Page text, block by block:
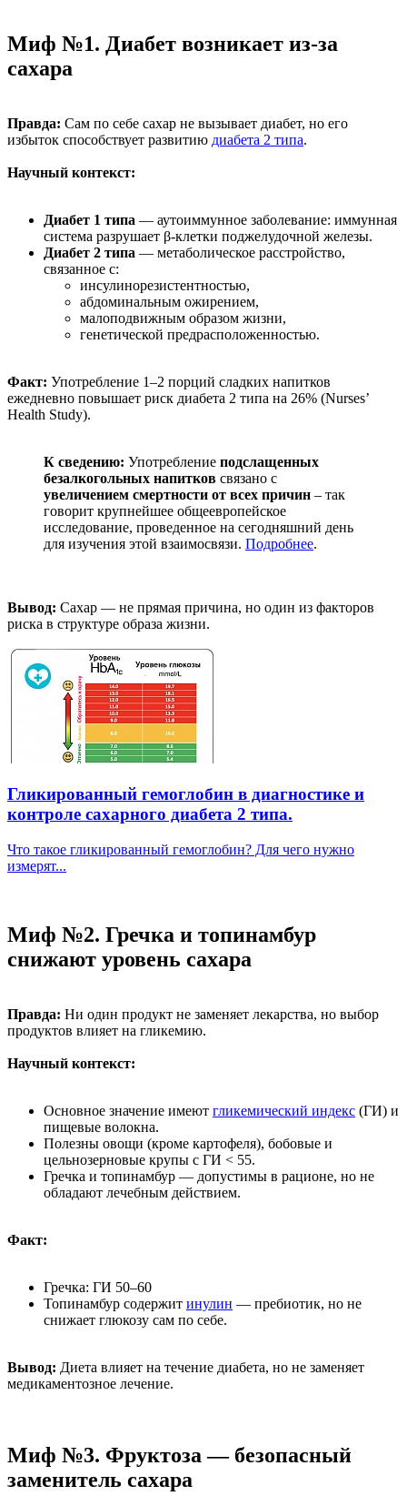
Миф №1. Диабет возникает из-за
сахара
Правда: Сам по себе сахар не вызывает диабет, но его
избыток способствует развитию диабета 2 типа.
Научный контекст:
Диабет 1 типа — аутоиммунное заболевание: иммунная
система разрушает β-клетки поджелудочной железы.
Диабет 2 типа — метаболическое расстройство,
связанное с:
инсулинорезистентностью,
абдоминальным ожирением,
малоподвижным образом жизни,
генетической предрасположенностью.
Факт: Употребление 1–2 порций сладких напитков
ежедневно повышает риск диабета 2 типа на 26% (Nurses’
Health Study).
К сведению: Употребление подслащенных
безалкогольных напитков связано с
увеличением смертности от всех причин – так
говорит крупнейшее общеевропейское
исследование, проведенное на сегодняшний день
для изучения этой взаимосвязи. Подробнее.
Вывод: Сахар — не прямая причина, но один из факторов
риска в структуре образа жизни.
Гликированный гемоглобин в диагностике и
контроле сахарного диабета 2 типа.
Что такое гликированный гемоглобин? Для чего нужно
измерят...
Миф №2. Гречка и топинамбур
снижают уровень сахара
Правда: Ни один продукт не заменяет лекарства, но выбор
продуктов влияет на гликемию.
Научный контекст:
Основное значение имеют гликемический индекс (ГИ) и
пищевые волокна.
Полезны овощи (кроме картофеля), бобовые и
цельнозерновые крупы с ГИ < 55.
Гречка и топинамбур — допустимы в рационе, но не
обладают лечебным действием.
Факт:
Гречка: ГИ 50–60
Топинамбур содержит инулин — пребиотик, но не
снижает глюкозу сам по себе.
Вывод: Диета влияет на течение диабета, но не заменяет
медикаментозное лечение.
Миф №3. Фруктоза — безопасный
заменитель сахара